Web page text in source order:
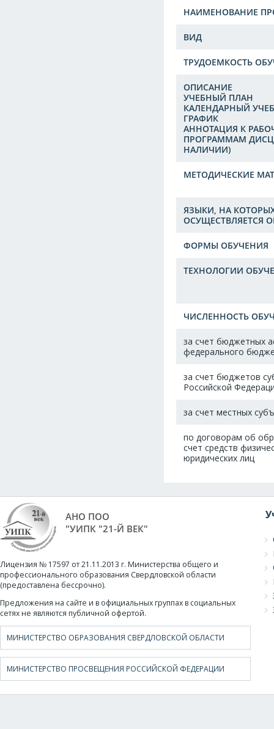
НАИМЕНОВАНИЕ
ВИД
ТРУДОЕМКОСТЬ
ОПИСАНИЕ
УЧЕБНЫЙ ПЛАН
КАЛЕНДАРНЫЙ
ГРАФИК
АННОТАЦИЯ К
ПРОГРАММАМ
НАЛИЧИИ)
МЕТОДИЧЕСКИЕ
ЯЗЫКИ, НА
ОСУЩЕСТВЛЯЕТСЯ
ФОРМЫ ОБУЧЕНИЯ
ТЕХНОЛОГИИ
ЧИСЛЕННОСТЬ
за счет бюджетных
федерального
за счет бюджетов
Российской
за счет местных
по договорам об
счет средств
юридических лиц
АНО ПОО
"УИПК "21-Й ВЕК"
Лицензия № 17597 от 21.11.2013 г. Министерства общего и
профессионального образования Свердловской области
(предоставлена бессрочно).
Предложения на сайте и в официальных группах в социальных
сетях не являются публичной офертой.
МИНИСТЕРСТВО ОБРАЗОВАНИЯ СВЕРДЛОВСКОЙ ОБЛАСТИ
МИНИСТЕРСТВО ПРОСВЕЩЕНИЯ РОССИЙСКОЙ ФЕДЕРАЦИИ